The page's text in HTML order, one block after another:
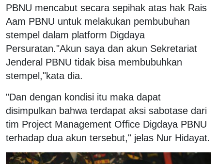
PBNU mencabut secara sepihak atas hak Rais
Aam PBNU untuk melakukan pembubuhan
stempel dalam platform Digdaya
Persuratan."Akun saya dan akun Sekretariat
Jenderal PBNU tidak bisa membubuhkan
stempel,"kata dia.
"Dan dengan kondisi itu maka dapat
disimpulkan bahwa terdapat aksi sabotase dari
tim Project Management Office Digdaya PBNU
terhadap dua akun tersebut," jelas Nur Hidayat.